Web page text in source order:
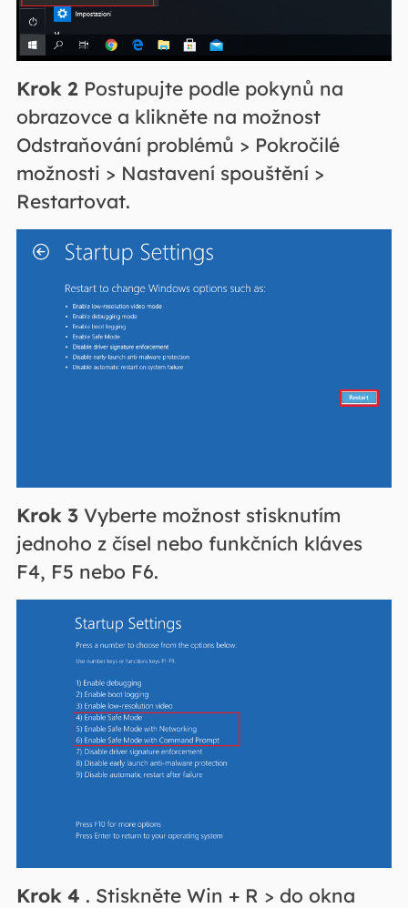
Krok 2Postupujte podle pokynů na
obrazovce a klikněte na možnost
Odstraňování problémů > Pokročilé
možnosti > Nastavení spouštění >
Restartovat.
Krok 3Vyberte možnost stisknutím
jednoho z čísel nebo funkčních kláves
F4, F5 nebo F6.
Krok 4 . Stiskněte Win + R > do okna